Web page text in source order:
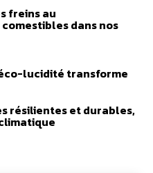
freins au
dans nos
lucidité transforme
résilientes et durables,